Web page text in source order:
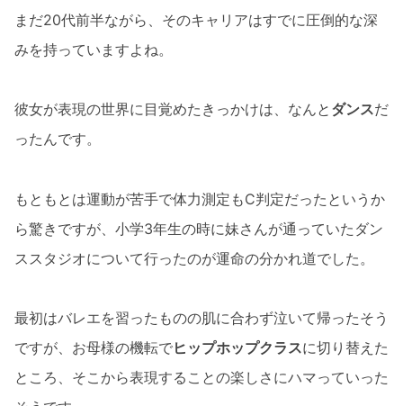
まだ20代前半ながら、そのキャリアはすでに圧倒的な深
みを持っていますよね。
彼女が表現の世界に目覚めたきっかけは、なんと ダンスだ
ったんです。
もともとは運動が苦手で体力測定もC判定だったというか
ら驚きですが、小学3年生の時に妹さんが通っていたダン
ススタジオについて行ったのが運命の分かれ道でした。
最初はバレエを習ったものの肌に合わず泣いて帰ったそう
ですが、お母様の機転でヒップホップクラスに切り替えた
ところ、そこから表現することの楽しさにハマっていった